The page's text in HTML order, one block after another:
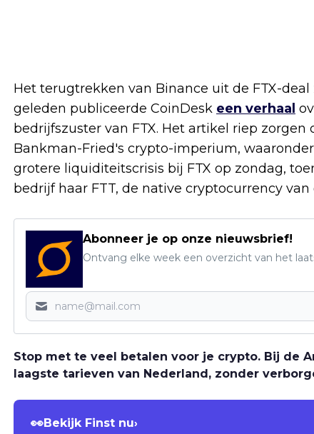
Het terugtrekken van Binance uit de FTX-
geleden publiceerde CoinDesk een verhaal
bedrijfszuster van FTX. Het artikel riep
Bankman-Fried's crypto-imperium,
grotere liquiditeitscrisis bij FTX op zondag,
bedrijf haar FTT, de native cryptocurrency van
Abonneer je op onze nieuwsbrief!
Ontvang elke week een overzicht van het
Stop met te veel betalen voor je crypto. Bij de
laagste tarieven van Nederland, zonder
👀Bekijk Finst nu›